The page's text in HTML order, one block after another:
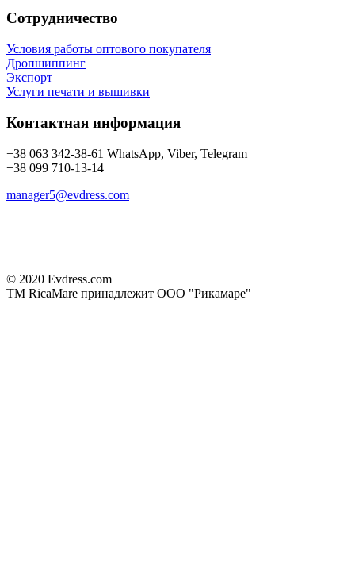
Сотрудничество
Условия работы оптового покупателя
Дропшиппинг
Экспорт
Услуги печати и вышивки
Контактная информация
+38 063 342-38-61 WhatsApp, Viber, Telegram
+38 099 710-13-14
manager5@evdress.com
© 2020 Evdress.com
ТМ RicaMare принадлежит ООО "Рикамаре"